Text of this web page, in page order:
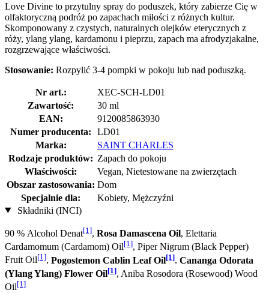
Love Divine to przytulny spray do poduszek, który zabierze Cię w
olfaktoryczną podróż po zapachach miłości z różnych kultur.
Skomponowany z czystych, naturalnych olejków eterycznych z
róży, ylang ylang, kardamonu i pieprzu, zapach ma afrodyzjakalne,
rozgrzewające właściwości.
Stosowanie: Rozpylić 3-4 pompki w pokoju lub nad poduszką.
Nr art.:
XEC-SCH-LD01
Zawartość:
30 ml
EAN:
9120085863930
Numer producenta:
LD01
Marka:
SAINT CHARLES
Rodzaje produktów: Zapach do pokoju
Właściwości:
Vegan, Nietestowane na zwierzętach
Obszar zastosowania: Dom
Specjalnie dla:
Kobiety, Mężczyźni
Składniki (INCI)
90 % Alcohol Denat[1], Rosa Damascena Oil, Elettaria
Cardamomum (Cardamom) Oil[1], Piper Nigrum (Black Pepper)
Fruit Oil[1], Pogostemon Cablin Leaf Oil[1], Cananga Odorata
(Ylang Ylang) Flower Oil[1], Aniba Rosodora (Rosewood) Wood
Oil[1]